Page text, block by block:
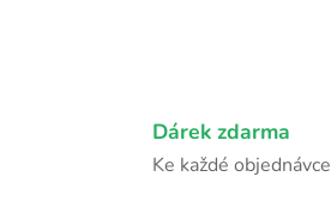
Dárek zdarma
Ke každé objednávce